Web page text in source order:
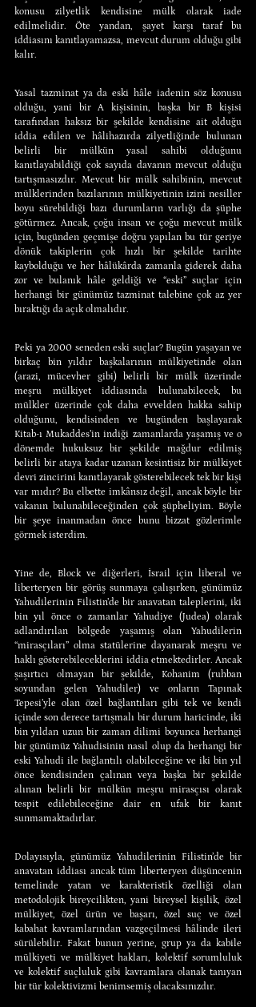
konusu zilyetlik kendisine mülk olarak iade
edilmelidir. Öte yandan, şayet karşı taraf bu
iddiasını kanıtlayamazsa, mevcut durum olduğu gibi
kalır.
Yasal tazminat ya da eski hâle iadenin söz konusu
olduğu, yani bir A kişisinin, başka bir B kişisi
tarafından haksız bir şekilde kendisine ait olduğu
iddia edilen ve hâlihazırda zilyetliğinde bulunan
belirli bir mülkün yasal sahibi olduğunu
kanıtlayabildiği çok sayıda davanın mevcut olduğu
tartışmasızdır. Mevcut bir mülk sahibinin, mevcut
mülklerinden bazılarının mülkiyetinin izini nesiller
boyu sürebildiği bazı durumların varlığı da şüphe
götürmez. Ancak, çoğu insan ve çoğu mevcut mülk
için, bugünden geçmişe doğru yapılan bu tür geriye
dönük takiplerin çok hızlı bir şekilde tarihte
kaybolduğu ve her hâlükârda zamanla giderek daha
zor ve bulanık hâle geldiği ve “eski” suçlar için
herhangi bir günümüz tazminat talebine çok az yer
bıraktığı da açık olmalıdır.
Peki ya 2000 seneden eski suçlar? Bugün yaşayan ve
birkaç bin yıldır başkalarının mülkiyetinde olan
(arazi, mücevher gibi) belirli bir mülk üzerinde
meşru mülkiyet iddiasında bulunabilecek, bu
mülkler üzerinde çok daha evvelden hakka sahip
olduğunu, kendisinden ve bugünden başlayarak
Kitab-ı Mukaddes’in indiği zamanlarda yaşamış ve o
dönemde hukuksuz bir şekilde mağdur edilmiş
belirli bir ataya kadar uzanan kesintisiz bir mülkiyet
devri zincirini kanıtlayarak gösterebilecek tek bir kişi
var mıdır? Bu elbette imkânsız değil, ancak böyle bir
vakanın bulunabileceğinden çok şüpheliyim. Böyle
bir şeye inanmadan önce bunu bizzat gözlerimle
görmek isterdim.
Yine de, Block ve diğerleri, İsrail için liberal ve
liberteryen bir görüş sunmaya çalışırken, günümüz
Yahudilerinin Filistin’de bir anavatan taleplerini, iki
bin yıl önce o zamanlar Yahudiye (Judea) olarak
adlandırılan bölgede yaşamış olan Yahudilerin
“mirasçıları” olma statülerine dayanarak meşru ve
haklı gösterebileceklerini iddia etmektedirler. Ancak
şaşırtıcı olmayan bir şekilde, Kohanim (ruhban
soyundan gelen Yahudiler) ve onların Tapınak
Tepesi’yle olan özel bağlantıları gibi tek ve kendi
içinde son derece tartışmalı bir durum haricinde, iki
bin yıldan uzun bir zaman dilimi boyunca herhangi
bir günümüz Yahudisinin nasıl olup da herhangi bir
eski Yahudi ile bağlantılı olabileceğine ve iki bin yıl
önce kendisinden çalınan veya başka bir şekilde
alınan belirli bir mülkün meşru mirasçısı olarak
tespit edilebileceğine dair en ufak bir kanıt
sunmamaktadırlar.
Dolayısıyla, günümüz Yahudilerinin Filistin’de bir
anavatan iddiası ancak tüm liberteryen düşüncenin
temelinde yatan ve karakteristik özelliği olan
metodolojik bireycilikten, yani bireysel kişilik, özel
mülkiyet, özel ürün ve başarı, özel suç ve özel
kabahat kavramlarından vazgeçilmesi hâlinde ileri
sürülebilir. Fakat bunun yerine, grup ya da kabile
mülkiyeti ve mülkiyet hakları, kolektif sorumluluk
ve kolektif suçluluk gibi kavramlara olanak tanıyan
bir tür kolektivizmi benimsemiş olacaksınızdır.